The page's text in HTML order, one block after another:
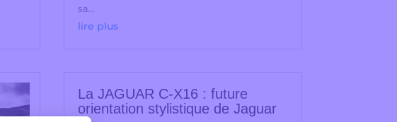
sa...
lire plus
La JAGUAR C-X16 : future
orientation stylistique de Jaguar